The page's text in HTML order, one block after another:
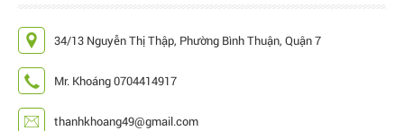
34/13 Nguyễn Thị Thập, Phường Bình Thuận, Quận 7
Mr. Khoáng 0704414917
thanhkhoang49@gmail.com